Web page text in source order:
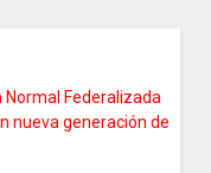
Federalizada
nueva generación de